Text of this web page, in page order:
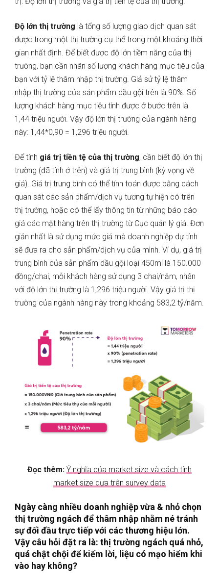
Độ lớn thị trường là tổng số lượng giao dịch quan sát
được trong một thị trường cụ thể trong một khoảng thời
gian nhất định. Để biết được độ lớn tiềm năng của thị
trường, bạn cần nhân số lượng khách hàng mục tiêu của
bạn với tỷ lệ thâm nhập thị trường. Giả sử tỷ lệ thâm
nhập thị trường của sản phẩm dầu gội trên là 90%. Số
lượng khách hàng mục tiêu tính được ở bước trên là
1,44 triệu người. Vậy độ lớn thị trường của ngành hàng
này: 1,44*0,90 = 1,296 triệu người.
Để tính giá trị tiền tệ của thị trường, cần biết độ lớn thị
trường (đã tính ở trên) và giá trị trung bình (kỳ vọng về
giá). Giá trị trung bình có thể tính toán được bằng cách
quan sát các sản phẩm/dịch vụ tương tự hiện có trên
thị trường, hoặc có thể lấy thông tin từ những báo cáo
giá các mặt hàng trên thị trường từ Cục quản lý giá. Đơn
giản nhất là sử dụng mức giá mà doanh nghiệp dự tính
sẽ đưa ra cho sản phẩm/dịch vụ của mình. Ví dụ, giá trị
trung bình của sản phẩm dầu gội loại 450ml là 150.000
đồng/chai, mỗi khách hàng sử dụng 3 chai/năm, nhân
với độ lớn thị trường là 1,296 triệu người. Vậy giá trị thị
trường của ngành hàng này trong khoảng 583,2 tỷ/năm.
Đọc thêm: Ý nghĩa của market size và cách tính
market size dựa trên survey data
Ngày càng nhiều doanh nghiệp vừa & nhỏ chọn
thị trường ngách để thâm nhập nhằm né tránh
sự đối đầu trực tiếp với các thương hiệu lớn.
Vậy câu hỏi đặt ra là: thị trường ngách quá nhỏ,
quá chật chội để kiếm lời, liệu có mạo hiểm khi
vào hay không?